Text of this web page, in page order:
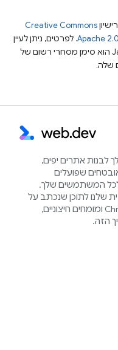
Creative Commons
Apache 2.0. לפרטים, ניתן לעיין
.‏ Java הוא סימן מסחרי רשום של
לבנות אתרים יפים,
שפועלים
המשתמשים שלך.
שלנו לתוכן שנכתב על
ידי חברי צוות Chrome ומומחים חיצוניים,
הזה.